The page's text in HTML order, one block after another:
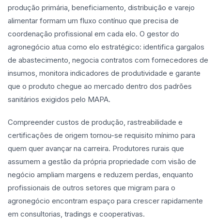
produção primária, beneficiamento, distribuição e varejo
alimentar formam um fluxo contínuo que precisa de
coordenação profissional em cada elo. O gestor do
agronegócio atua como elo estratégico: identifica gargalos
de abastecimento, negocia contratos com fornecedores de
insumos, monitora indicadores de produtividade e garante
que o produto chegue ao mercado dentro dos padrões
sanitários exigidos pelo MAPA.
Compreender custos de produção, rastreabilidade e
certificações de origem tornou-se requisito mínimo para
quem quer avançar na carreira. Produtores rurais que
assumem a gestão da própria propriedade com visão de
negócio ampliam margens e reduzem perdas, enquanto
profissionais de outros setores que migram para o
agronegócio encontram espaço para crescer rapidamente
em consultorias, tradings e cooperativas.